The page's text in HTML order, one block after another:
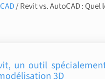
/ Revit vs. AutoCAD : Quel
un outil
3D